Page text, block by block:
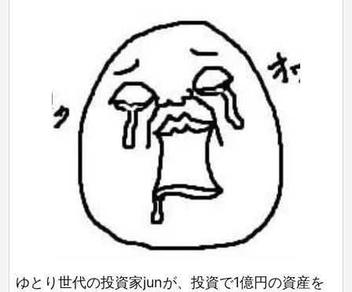
ゆとり世代の投資家junが、投資で1億円の資産を